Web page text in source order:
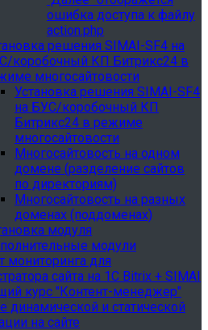
ошибка доступа к файлу
action.php
решения SIMAI-SF4 на
коробочный КП Битрикс24 в
многосайтовости
Установка решения SIMAI-SF4
на БУС/коробочный КП
Битрикс24 в режиме
многосайтовости
Многосайтовость на одном
домене (разделение сайтов
по директориям)
Многосайтовость на разных
доменах (поддоменах)
модуля
модули
мониторинга для
сайта на 1С Bitrix + SIMAI
курс "Контент-менеджер"
динамической и статической
на сайте